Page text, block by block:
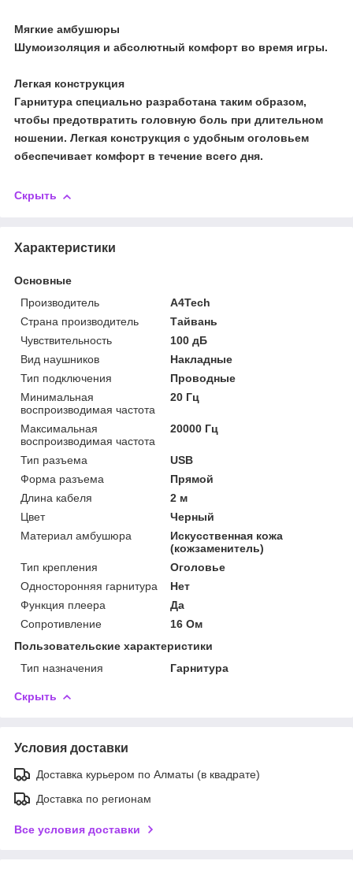
Мягкие амбушюры
Шумоизоляция и абсолютный комфорт во время игры.
Легкая конструкция
Гарнитура специально разработана таким образом,
чтобы предотвратить головную боль при длительном
ношении. Легкая конструкция с удобным оголовьем
обеспечивает комфорт в течение всего дня.
Скрыть
Характеристики
Основные
Производитель
A4Tech
Страна производитель
Тайвань
Чувствительность
100 дБ
Вид наушников
Накладные
Тип подключения
Проводные
Минимальная
воспроизводимая частота
20 Гц
Максимальная
воспроизводимая частота
20000 Гц
Тип разъема
USB
Форма разъема
Прямой
Длина кабеля
2 м
Цвет
Черный
Материал амбушюра
Искусственная кожа
(кожзаменитель)
Тип крепления
Оголовье
Односторонняя гарнитура
Нет
Функция плеера
Да
Сопротивление
16 Ом
Пользовательские характеристики
Тип назначения
Гарнитура
Скрыть
Условия доставки
Доставка курьером по Алматы (в квадрате)
Доставка по регионам
Все условия доставки